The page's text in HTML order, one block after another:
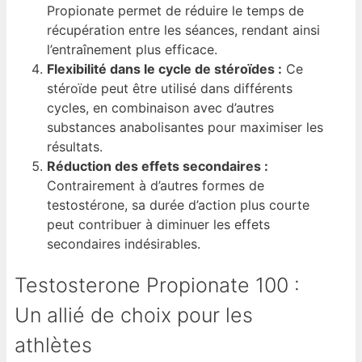
Propionate permet de réduire le temps de
récupération entre les séances, rendant ainsi
l’entraînement plus efficace.
Flexibilité dans le cycle de stéroïdes : Ce
stéroïde peut être utilisé dans différents
cycles, en combinaison avec d’autres
substances anabolisantes pour maximiser les
résultats.
Réduction des effets secondaires :
Contrairement à d’autres formes de
testostérone, sa durée d’action plus courte
peut contribuer à diminuer les effets
secondaires indésirables.
Testosterone Propionate 100 :
Un allié de choix pour les
athlètes